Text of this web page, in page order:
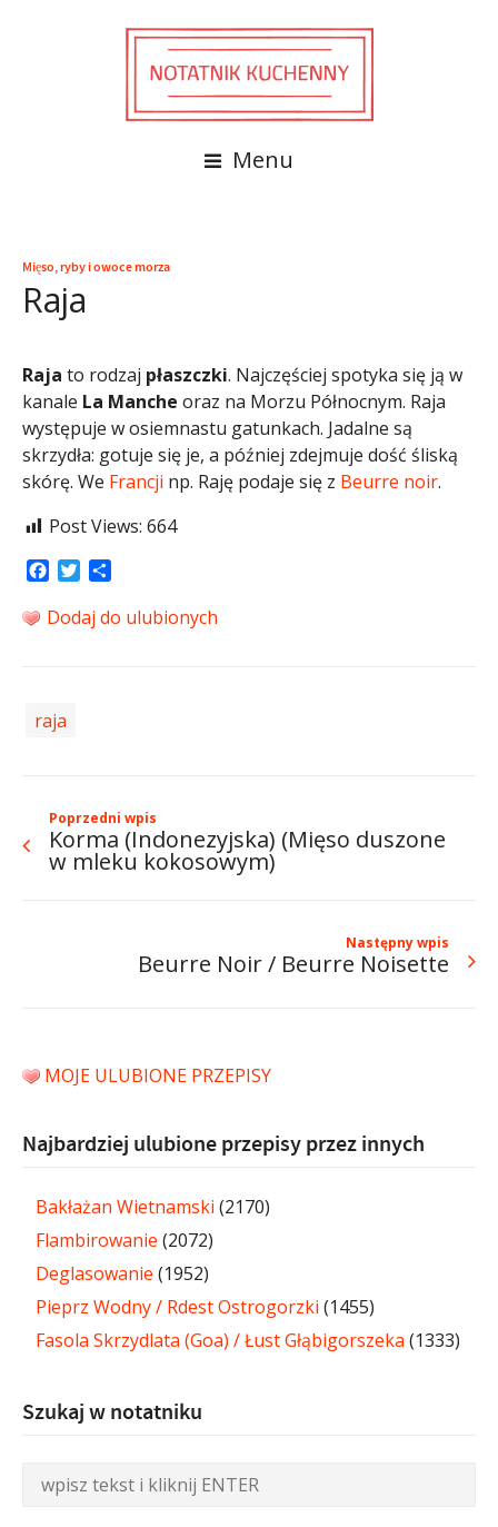
Menu
Mięso, ryby i owoce morza
Raja
Raja to rodzaj płaszczki. Najczęściej spotyka się ją w
kanale La Manche oraz na Morzu Północnym. Raja
występuje w osiemnastu gatunkach. Jadalne są
skrzydła: gotuje się je, a później zdejmuje dość śliską
skórę. We Francji np. Raję podaje się z Beurre noir.
Post Views: 664
Facebook
Twitter
Dodaj do ulubionych
raja
Poprzedni wpis
Korma (Indonezyjska) (Mięso duszone
w mleku kokosowym)
Następny wpis
Beurre Noir / Beurre Noisette
MOJE ULUBIONE PRZEPISY
Najbardziej ulubione przepisy przez innych
Bakłażan Wietnamski (2170)
Flambirowanie (2072)
Deglasowanie (1952)
Pieprz Wodny / Rdest Ostrogorzki (1455)
Fasola Skrzydlata (Goa) / Łust Głąbigorszeka (1333)
Szukaj w notatniku